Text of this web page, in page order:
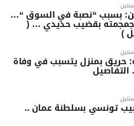
بسبب “نصبة في السوق “…
بقضيب حديدي … (
)
حريق بمنزل يتسبب في وفاة
تونسي بسلطنة عمان ..